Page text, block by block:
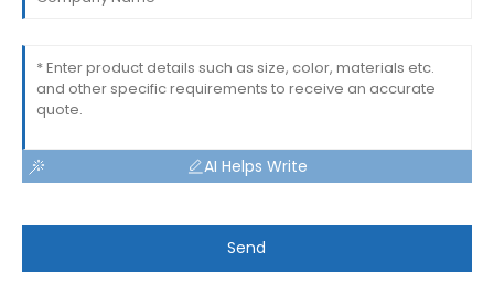
AI Helps Write
Send